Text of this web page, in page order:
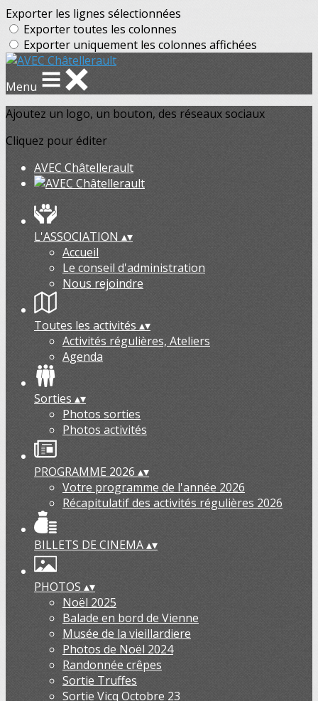
Exporter les lignes sélectionnées
Exporter toutes les colonnes
Exporter uniquement les colonnes affichées
Menu
Ajoutez un logo, un bouton, des réseaux sociaux
Cliquez pour éditer
AVEC Châtellerault
L'ASSOCIATION ▴▾
Accueil
Le conseil d'administration
Nous rejoindre
Toutes les activités ▴▾
Activités régulières, Ateliers
Agenda
Sorties ▴▾
Photos sorties
Photos activités
PROGRAMME 2026 ▴▾
Votre programme de l'année 2026
Récapitulatif des activités régulières 2026
BILLETS DE CINEMA▴▾
PHOTOS ▴▾
Noël 2025
Balade en bord de Vienne
Musée de la vieillardiere
Photos de Noël 2024
Randonnée crêpes
Sortie Truffes
Sortie Vicq Octobre 23